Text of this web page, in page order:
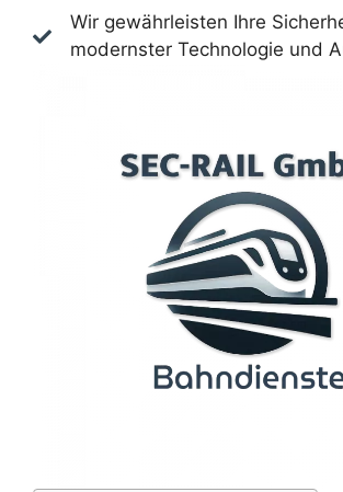
Wir gewährleisten Ihre
modernster Technologie und